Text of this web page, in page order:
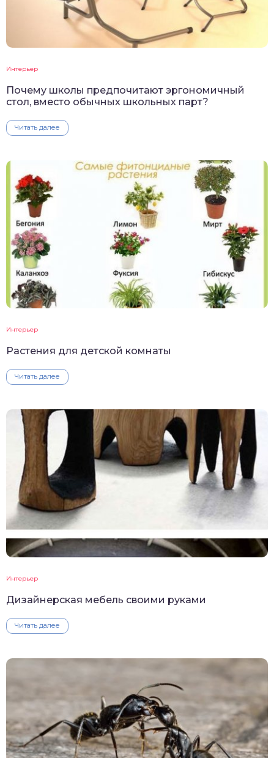
Интерьер
Почему школы предпочитают эргономичный
стол, вместо обычных школьных парт?
Читать далее
Интерьер
Растения для детской комнаты
Читать далее
Интерьер
Дизайнерская мебель своими руками
Читать далее